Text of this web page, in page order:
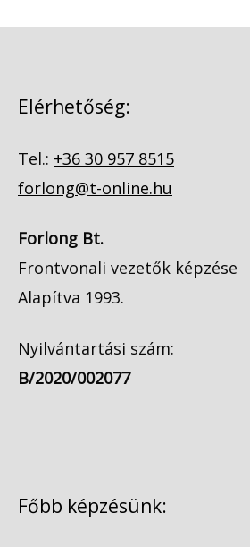
Elérhetőség:
Tel.: +36 30 957 8515
forlong@t-online.hu
Forlong Bt.
Frontvonali vezetők képzése
Alapítva 1993.
Nyilvántartási szám:
B/2020/002077
Főbb képzésünk: